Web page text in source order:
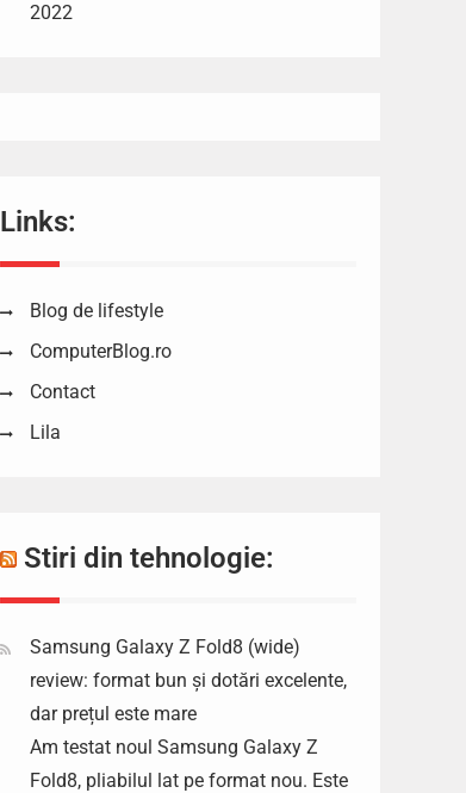
2022
Links:
Blog de lifestyle
ComputerBlog.ro
Contact
Lila
Stiri din tehnologie:
Samsung Galaxy Z Fold8 (wide)
review: format bun și dotări excelente,
dar prețul este mare
Am testat noul Samsung Galaxy Z
Fold8, pliabilul lat pe format nou. Este